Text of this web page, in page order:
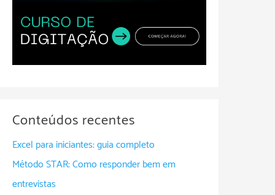
Conteúdos recentes
Excel para iniciantes: guia completo
Método STAR: Como responder bem em
entrevistas